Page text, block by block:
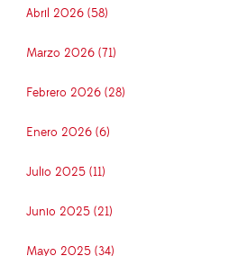
Abril 2026 (58)
Marzo 2026 (71)
Febrero 2026 (28)
Enero 2026 (6)
Julio 2025 (11)
Junio 2025 (21)
Mayo 2025 (34)